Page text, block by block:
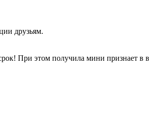
друзьям.
При этом получила мини признает